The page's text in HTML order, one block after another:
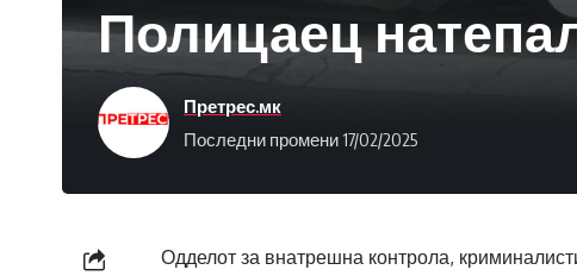
Полицаец
Последни промени 17/02/2025
Претрес.мк
Одделот за внатрешна контрола,